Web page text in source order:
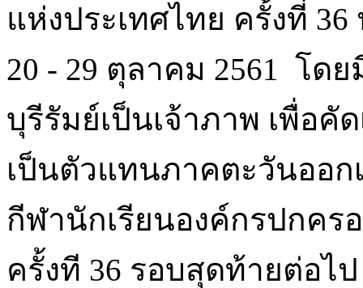
แห่งประเทศไทย ครั้งที่
20 - 29 ตุลาคม 2561 โด
บุรีรัมย์เป็นเจ้าภาพ เพื่อ
เป็นตัวแทนภาคตะวันออก
กีฬานักเรียนองค์กรปกคร
ครั้งที 36 รอบสุดท้ายต่อไ